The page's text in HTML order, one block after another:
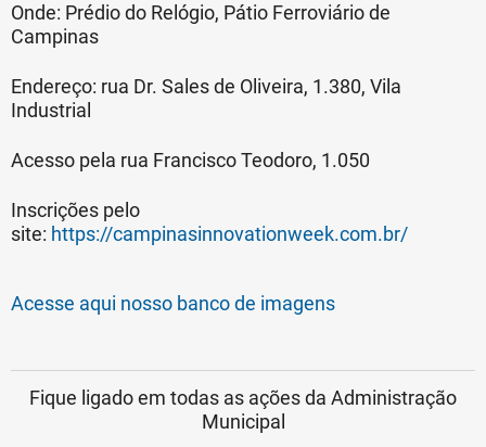
Onde: Prédio do Relógio, Pátio Ferroviário de
Campinas
Endereço: rua Dr. Sales de Oliveira, 1.380, Vila
Industrial
Acesso pela rua Francisco Teodoro, 1.050
Inscrições pelo
site: https://campinasinnovationweek.com.br/
Acesse aqui nosso banco de imagens
Fique ligado em todas as ações da Administração
Municipal